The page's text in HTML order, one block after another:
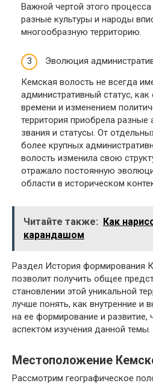
Важной чертой этого
разные культуры и народы
многообразную территорию.
Эволюция
Кемская волость не всегда
административный статус, как
времени и изменением
территория приобрела разные
звания и статусы. От
более крупных
волость изменила свою
отражало постоянную
области в историческом
Читайте также:
Как
карандашом
Раздел История формирования
позволит получить общее
становлении этой уникальной
лучше понять, как внутренние и
на ее формирование и развитие,
аспектом изучения данной темы.
Местоположение
Рассмотрим географическое